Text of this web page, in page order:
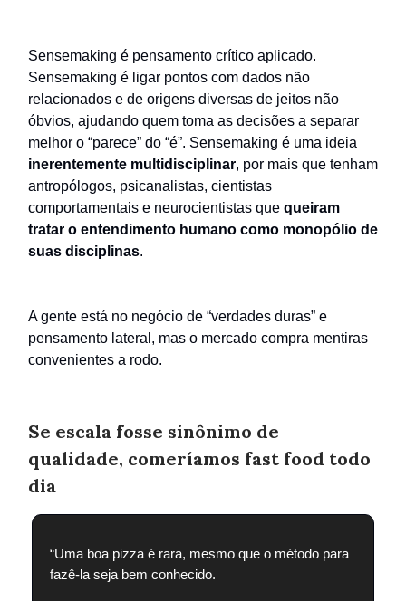
Sensemaking é pensamento crítico aplicado.
Sensemaking é ligar pontos com dados não
relacionados e de origens diversas de jeitos não
óbvios, ajudando quem toma as decisões a separar
melhor o “parece” do “é”. Sensemaking é uma ideia
inerentemente multidisciplinar, por mais que tenham
antropólogos, psicanalistas, cientistas
comportamentais e neurocientistas que queiram
tratar o entendimento humano como monopólio de
suas disciplinas.
A gente está no negócio de “verdades duras” e
pensamento lateral, mas o mercado compra mentiras
convenientes a rodo.
Se escala fosse sinônimo de
qualidade, comeríamos fast food todo
dia
“Uma boa pizza é rara, mesmo que o método para
fazê-la seja bem conhecido.